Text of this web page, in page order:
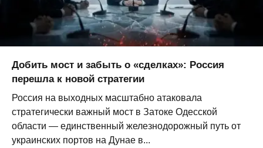
Добить мост и забыть о «сделках»: Россия
перешла к новой стратегии
Россия на выходных масштабно атаковала
стратегически важный мост в Затоке Одесской
области — единственный железнодорожный путь от
украинских портов на Дунае в...